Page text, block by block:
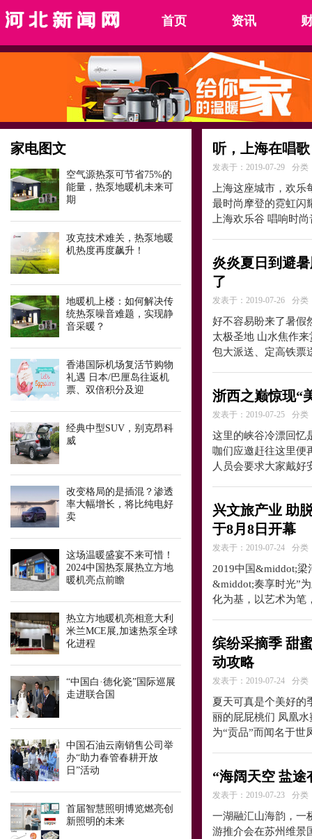
首页 资讯
家电图文
空气源热泵可节省75%的
能量，热泵地暖机未来可
期
攻克技术难关，热泵地暖
机热度再度飙升！
地暖机上楼：如何解决传
统热泵噪音难题，实现静
音采暖？
香港国际机场复活节购物
礼遇 日本/巴厘岛往返机
票、双倍积分及迎
经典中型SUV，别克昂科
威
改变格局的是插混？渗透
率大幅增长，将比纯电好
卖
这场温暖盛宴不来可惜！​
2024中国热泵展热立方地
暖机亮点前瞻
热立方地暖机亮相意大利
米兰MCE展,加速热泵全球
化进程
“中国白·德化瓷”国际巡展
走进联合国
中国石油云南销售公司举
办“助力春管春耕开放
日”活动
首届智慧照明博览燃亮创
新照明的未来
听，上海在唱
发表于：2019-07-29 分类
上海这座城市，欢
最时尚摩登的霓虹闪
上海欢乐谷 唱响时
炎炎夏日到避
了
发表于：2019-07-26 分类
好不容易盼来了暑假
太极圣地 山水焦作
包大派送、定高铁票
浙西之巅惊现“
发表于：2019-07-25 分类
这里的峡谷冷漂回忆
咖们应邀赶往这里便
人员会要求大家戴好
兴文旅产业 助
于8月8日开幕
发表于：2019-07-24 分类
2019中国&middot;
&middot;奏享时光”
化为基，以艺术为笔
缤纷采摘季 甜
动攻略
发表于：2019-07-24 分类
夏天可真是个美好的
丽的屁屁桃们 凤凰
为“贡品”而闻名于世
“海阔天空 盐途
发表于：2019-07-23 分类
一湖融汇山海韵，一
游推介会在苏州维景